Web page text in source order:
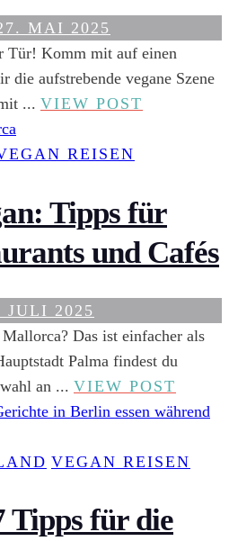
MAI 2025
Tür! Komm mit auf einen
die aufstrebende vegane Szene
... VIEW POST
10
SCHÖNE
REISEN
Tipps für
und Cafés
JULI 2025
Das ist einfacher als
Palma findest du
an ... VIEW POST
FÜR
VEGAN REISEN
Tipps für die